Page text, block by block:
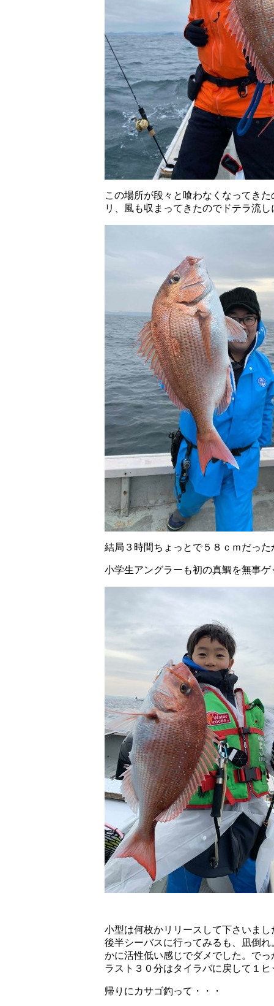
この場所が段々と喰わなくなってき
リ、風も収まってきたのでドテラ流
結局３時間ちょっとで５８ｃｍだっ
小学生アングラーも初の真鯛を無事ゲ
小型は何枚かリリースして下さいま
後半シーバスに行ってみるも、凪倒
かに活性低い感じでダメでした。で
ラスト３０分はタイラバに戻して１
帰りにカサゴ釣って・・・